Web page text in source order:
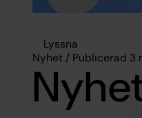
Lyssna
Nyhet / Publicerad 3